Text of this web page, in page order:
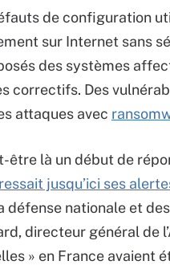
de configuration
sur Internet sans
des systèmes
correctifs. Des
attaques avec
être là un début de
jusqu’ici ses
défense nationale et
directeur général de
» en France avaient